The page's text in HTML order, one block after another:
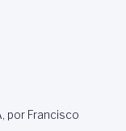
por Francisco